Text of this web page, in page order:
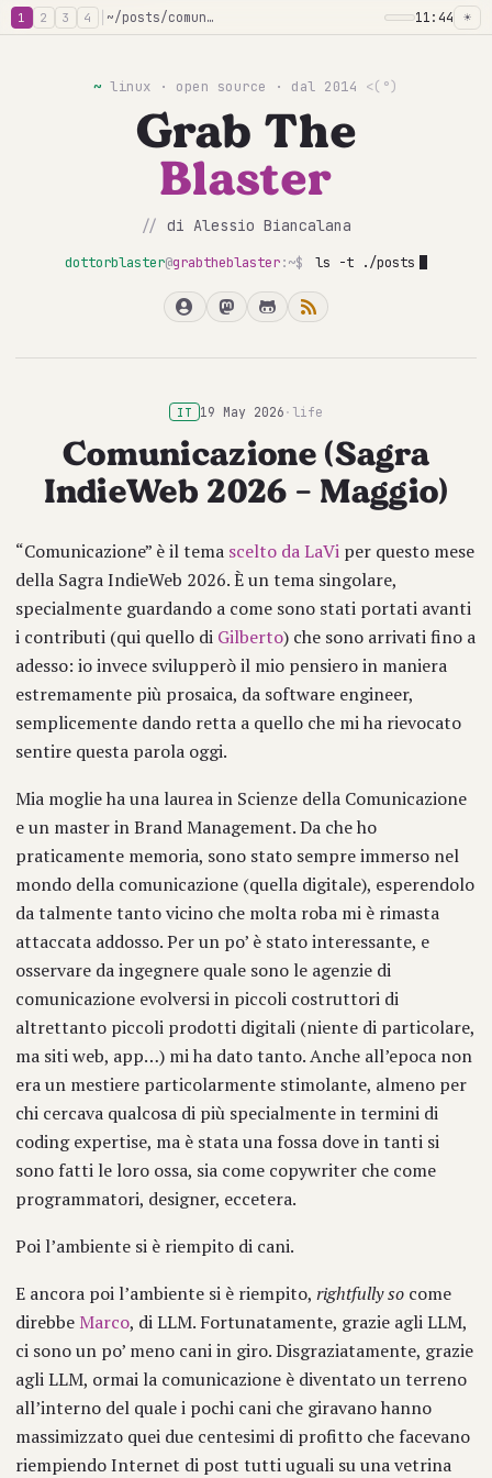
1 2 3 4 ~/posts/comunicazione-sagra-indieweb-2026-maggio 11:44 ☀
~ linux · open source · dal 2014 <(°)
Grab The
Blaster
// di Alessio Biancalana
dottorblaster@grabtheblaster:~$ ls -t ./posts
IT 19 May 2026 · life
Comunicazione (Sagra
IndieWeb 2026 - Maggio)
“Comunicazione” è il tema scelto da LaVi per questo mese
della Sagra IndieWeb 2026. È un tema singolare,
specialmente guardando a come sono stati portati avanti
i contributi (qui quello di Gilberto) che sono arrivati fino a
adesso: io invece svilupperò il mio pensiero in maniera
estremamente più prosaica, da software engineer,
semplicemente dando retta a quello che mi ha rievocato
sentire questa parola oggi.
Mia moglie ha una laurea in Scienze della Comunicazione
e un master in Brand Management. Da che ho
praticamente memoria, sono stato sempre immerso nel
mondo della comunicazione (quella digitale), esperendolo
da talmente tanto vicino che molta roba mi è rimasta
attaccata addosso. Per un po’ è stato interessante, e
osservare da ingegnere quale sono le agenzie di
comunicazione evolversi in piccoli costruttori di
altrettanto piccoli prodotti digitali (niente di particolare,
ma siti web, app…) mi ha dato tanto. Anche all’epoca non
era un mestiere particolarmente stimolante, almeno per
chi cercava qualcosa di più specialmente in termini di
coding expertise, ma è stata una fossa dove in tanti si
sono fatti le loro ossa, sia come copywriter che come
programmatori, designer, eccetera.
Poi l’ambiente si è riempito di cani.
E ancora poi l’ambiente si è riempito,rightfully so come
direbbe Marco, di LLM. Fortunatamente, grazie agli LLM,
ci sono un po’ meno cani in giro. Disgraziatamente, grazie
agli LLM, ormai la comunicazione è diventato un terreno
all’interno del quale i pochi cani che giravano hanno
massimizzato quei due centesimi di profitto che facevano
riempiendo Internet di post tutti uguali su una vetrina